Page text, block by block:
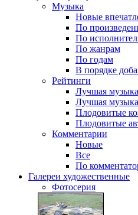
Музыка
Новые
По
По
По жанрам
По годам
В порядке
Рейтинги
Лучшая
Лучшая
Плодовитые
Плодовитые
Комментарии
Новые
Все
По
Галереи художественные
Фотосерия